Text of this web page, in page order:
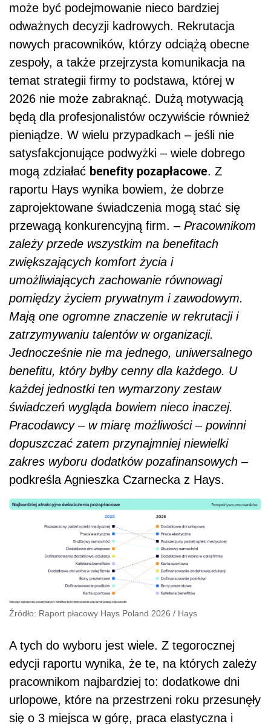
może być podejmowanie nieco bardziej
odważnych decyzji kadrowych. Rekrutacja
nowych pracowników, którzy odciążą obecne
zespoły, a także przejrzysta komunikacja na
temat strategii firmy to podstawa, której w
2026 nie może zabraknąć. Dużą motywacją
będą dla profesjonalistów oczywiście również
pieniądze. W wielu przypadkach – jeśli nie
satysfakcjonujące podwyżki – wiele dobrego
mogą zdziałać benefity pozapłacowe. Z
raportu Hays wynika bowiem, że dobrze
zaprojektowane świadczenia mogą stać się
przewagą konkurencyjną firm. – Pracownikom
zależy przede wszystkim na benefitach
zwiększających komfort życia i
umożliwiających zachowanie równowagi
pomiędzy życiem prywatnym i zawodowym.
Mają one ogromne znaczenie w rekrutacji i
zatrzymywaniu talentów w organizacji.
Jednocześnie nie ma jednego, uniwersalnego
benefitu, który byłby cenny dla każdego. U
każdej jednostki ten wymarzony zestaw
świadczeń wygląda bowiem nieco inaczej.
Pracodawcy – w miarę możliwości – powinni
dopuszczać zatem przynajmniej niewielki
zakres wyboru dodatków pozafinansowych –
podkreśla Agnieszka Czarnecka z Hays.
Źródło: Raport płacowy Hays Poland 2026 / Hays
A tych do wyboru jest wiele. Z tegorocznej
edycji raportu wynika, że te, na których zależy
pracownikom najbardziej to: dodatkowe dni
urlopowe, które na przestrzeni roku przesunęły
się o 3 miejsca w górę, praca elastyczna i